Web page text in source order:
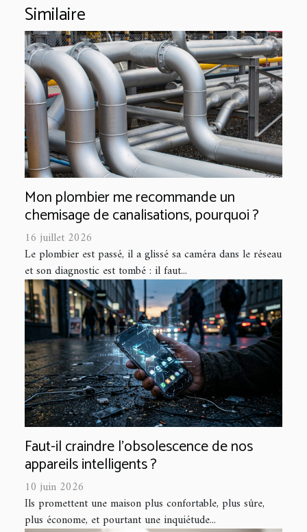
Similaire
Mon plombier me recommande un
chemisage de canalisations, pourquoi ?
16 juillet 2026
Le plombier est passé, il a glissé sa caméra dans le réseau
et son diagnostic est tombé : il faut...
Faut-il craindre l’obsolescence de nos
appareils intelligents ?
10 juin 2026
Ils promettent une maison plus confortable, plus sûre,
plus économe, et pourtant une inquiétude...